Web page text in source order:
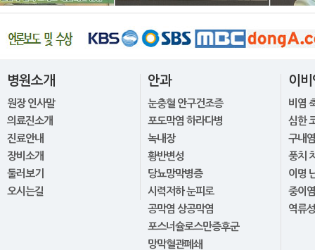
병원소개
원장 인사말
의료진소개
진료안내
장비소개
둘러보기
오시는길
안과
눈충혈 안구건조증
포도막염 하라다병
녹내장
황반변성
당뇨망막병증
시력저하 눈피로
공막염 상공막염
포스너슐로스만증후군
망막혈관폐쇄
이
비염
심한
구내
풍치
이명
중이염
역류